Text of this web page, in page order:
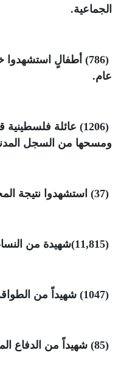
الجماعية.
(786) أطفالٍ
عام.
(1206) عائلة فلسطينية
ومسحها من السجل
(37) استشهدوا نتيجة
(11,815)شهيدة من
(1047) شهيداً من
(85) شهيداً من الدفاع